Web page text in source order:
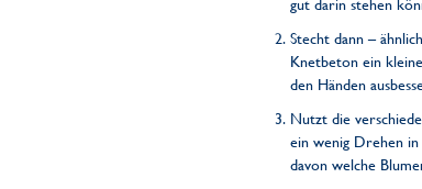
gut darin stehen
Stecht dann –
Knetbeton ein
den Händen
Nutzt die
ein wenig Drehen
davon welche